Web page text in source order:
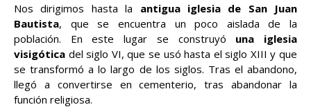
Nos dirigimos hasta la antigua iglesia de San Juan
Bautista, que se encuentra un poco aislada de la
población. En este lugar se construyó una iglesia
visigótica del siglo VI, que se usó hasta el siglo XIII y que
se transformó a lo largo de los siglos. Tras el abandono,
llegó a convertirse en cementerio, tras abandonar la
función religiosa.